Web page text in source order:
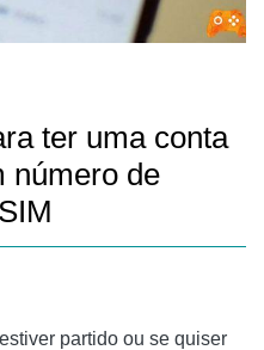
ter uma conta
número de
partido ou se quiser